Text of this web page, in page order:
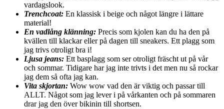
vardagslook.
Trenchcoat: En klassisk i beige och något längre i lättare
material!
En vadlång klänning: Precis som kjolen kan du ha den på
kvällen till klackar eller på dagen till sneakers. Ett plagg som
jag trivs otroligt bra i!
Ljusa jeans: Ett basplagg som ser otroligt fräscht ut på vår
och sommar. Tidigare har jag inte trivts i det men nu så rockar
jag dem så ofta jag kan.
Vita skjortan: Wow wow vad den är viktig och passar till
ALLT. Något som jag lever i på vårkanten och på sommaren
drar jag den över bikinin till shortsen.